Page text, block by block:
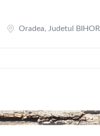
Oradea, Judetul BIHOR